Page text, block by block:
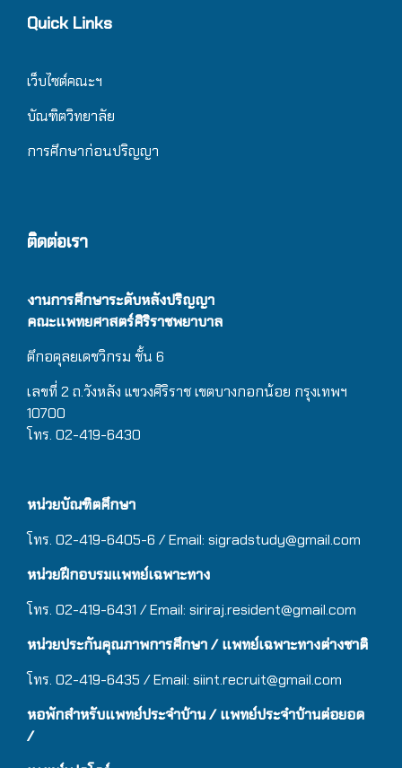
Quick Links
เว็บไซต์คณะฯ
บัณฑิตวิทยาลัย
การศึกษาก่อนปริญญา
ติดต่อเรา
งานการศึกษาระดับหลังปริญญา
คณะแพทยศาสตร์ศิริราชพยาบาล
ตึกอดุลยเดชวิกรม ชั้น 6
เลขที่ 2 ถ.วังหลัง แขวงศิริราช เขตบางกอกน้อย กรุงเทพฯ
10700
โทร. 02-419-6430
หน่วยบัณฑิตศึกษา
โทร. 02-419-6405-6 / Email: sigradstudy@gmail.com
หน่วยฝึกอบรมแพทย์เฉพาะทาง
โทร. 02-419-6431 / Email: siriraj.resident@gmail.com
หน่วยประกันคุณภาพการศึกษา / แพทย์เฉพาะทางต่างชาติ
โทร. 02-419-6435 / Email: siint.recruit@gmail.com
หอพักสำหรับแพทย์ประจำบ้าน/ แพทย์ประจำบ้านต่อยอด
/